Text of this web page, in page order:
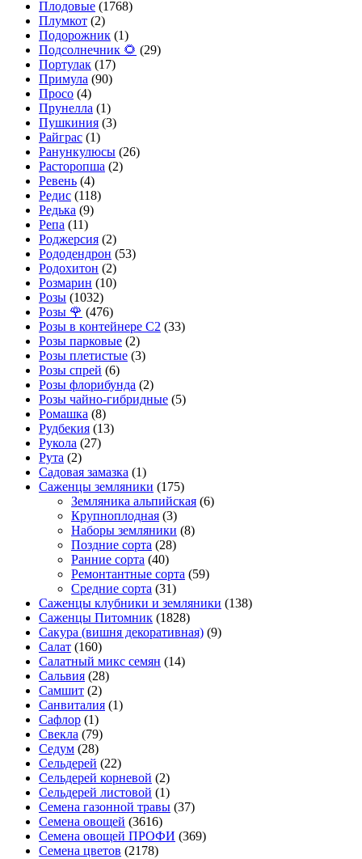
Плодовые (1768)
Плумкот (2)
Подорожник (1)
Подсолнечник 🌻 (29)
Портулак (17)
Примула (90)
Просо (4)
Прунелла (1)
Пушкиния (3)
Райграс (1)
Ранункулюсы (26)
Расторопша (2)
Ревень (4)
Редис (118)
Редька (9)
Репа (11)
Роджерсия (2)
Рододендрон (53)
Родохитон (2)
Розмарин (10)
Розы (1032)
Розы 🌹 (476)
Розы в контейнере С2 (33)
Розы парковые (2)
Розы плетистые (3)
Розы спрей (6)
Розы флорибунда (2)
Розы чайно-гибридные (5)
Ромашка (8)
Рудбекия (13)
Рукола (27)
Рута (2)
Садовая замазка (1)
Саженцы земляники (175)
Земляника альпийская (6)
Крупноплодная (3)
Наборы земляники (8)
Поздние сорта (28)
Ранние сорта (40)
Ремонтантные сорта (59)
Средние сорта (31)
Саженцы клубники и земляники (138)
Саженцы Питомник (1828)
Сакура (вишня декоративная) (9)
Салат (160)
Салатный микс семян (14)
Сальвия (28)
Самшит (2)
Санвиталия (1)
Сафлор (1)
Свекла (79)
Седум (28)
Сельдерей (22)
Сельдерей корневой (2)
Сельдерей листовой (1)
Семена газонной травы (37)
Семена овощей (3616)
Семена овощей ПРОФИ (369)
Семена цветов (2178)